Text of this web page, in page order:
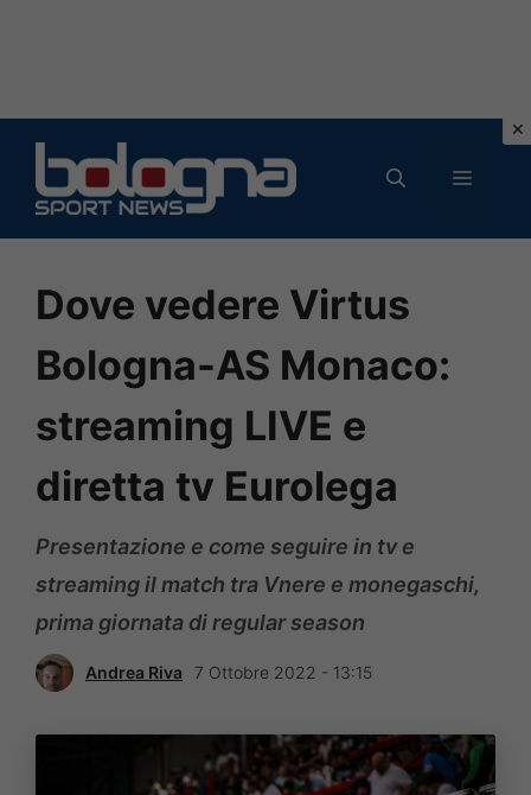
contenuto
MENU
Dove vedere Virtus
Bologna-AS Monaco:
streaming LIVE e
diretta tv Eurolega
Presentazione e come seguire in tv e
streaming il match tra Vnere e monegaschi,
prima giornata di regular season
Andrea Riva 7 Ottobre 2022 - 13:15